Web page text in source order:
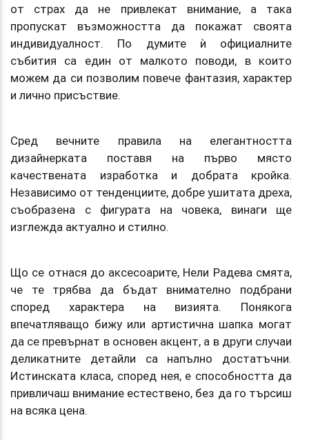
от страх да не привлекат внимание, а така
пропускат възможността да покажат своята
индивидуалност. По думите ѝ официалните
събития са един от малкото поводи, в които
можем да си позволим повече фантазия, характер
и лично присъствие.
Сред вечните правила на елегантността
дизайнерката поставя на първо място
качествената изработка и добрата кройка.
Независимо от тенденциите, добре ушитата дреха,
съобразена с фигурата на човека, винаги ще
изглежда актуално и стилно.
Що се отнася до аксесоарите, Нели Радева смята,
че те трябва да бъдат внимателно подбрани
според характера на визията. Понякога
впечатляващо бижу или артистична шапка могат
да се превърнат в основен акцент, а в други случаи
деликатните детайли са напълно достатъчни.
Истинската класа, според нея, е способността да
привличаш внимание естествено, без да го търсиш
на всяка цена.